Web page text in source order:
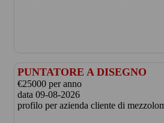
PUNTATORE A DISEGNO
€25000 per anno
data 09-08-2026
profilo per azienda cliente di